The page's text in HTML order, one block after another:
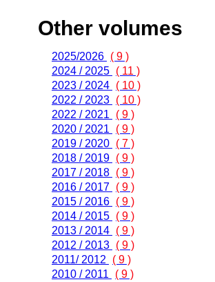
Other volumes
2025/2026 ( 9 )
2024 / 2025 ( 11 )
2023 / 2024 ( 10 )
2022 / 2023 ( 10 )
2022 / 2021
( 9 )
2020 / 2021
( 9 )
2019 / 2020 ( 7 )
2018 / 2019 ( 9 )
2017 / 2018 ( 9 )
2016 / 2017 ( 9 )
2015 / 2016 ( 9 )
2014 / 2015 ( 9 )
2013 / 2014 ( 9 )
2012 / 2013 ( 9 )
2011/ 2012
( 9 )
2010 / 2011
( 9 )